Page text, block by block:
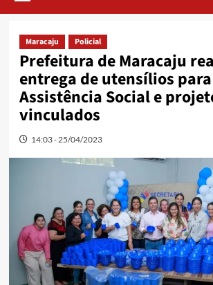
Maracaju Policial
Prefeitura de Maracaju
entrega de utensílios
Assistência Social e
vinculados
14:03 - 25/04/2023